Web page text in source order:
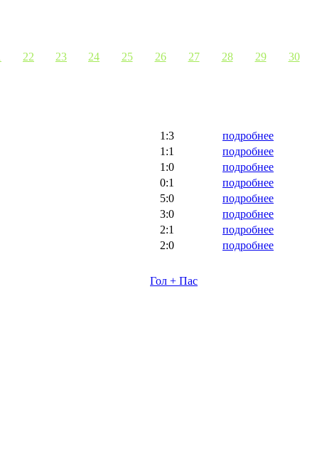
22 23 24 25 26 27 28 29 30
1:3
подробнее
1:1
подробнее
1:0
подробнее
0:1
подробнее
5:0
подробнее
3:0
подробнее
2:1
подробнее
2:0 подробнее
Гол + Пас